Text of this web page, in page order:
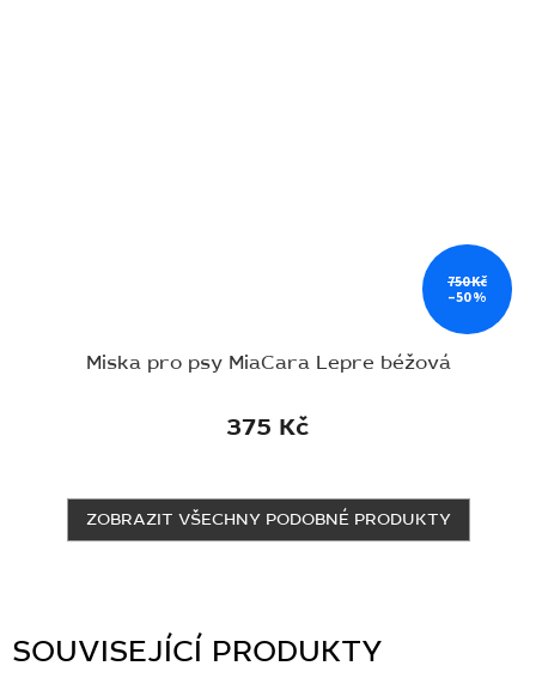
SOUVISEJÍCÍ PRODUKTY
750 Kč
–50 %
Miska pro psy MiaCara Lepre béžová
375 Kč
ZOBRAZIT VŠECHNY PODOBNÉ PRODUKTY